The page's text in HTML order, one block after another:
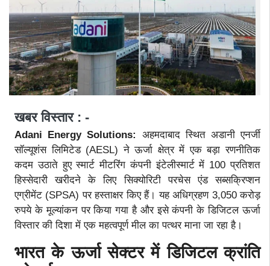
खबर विस्तार : -
Adani Energy Solutions:
अहमदाबाद स्थित अडानी एनर्जी
सॉल्यूशंस लिमिटेड (AESL) ने ऊर्जा क्षेत्र में एक बड़ा रणनीतिक
कदम उठाते हुए स्मार्ट मीटरिंग कंपनी इंटेलीस्मार्ट में 100 प्रतिशत
हिस्सेदारी खरीदने के लिए सिक्योरिटी परचेस एंड सब्सक्रिप्शन
एग्रीमेंट (SPSA) पर हस्ताक्षर किए हैं। यह अधिग्रहण 3,050 करोड़
रुपये के मूल्यांकन पर किया गया है और इसे कंपनी के डिजिटल ऊर्जा
विस्तार की दिशा में एक महत्वपूर्ण मील का पत्थर माना जा रहा है।
भारत के ऊर्जा सेक्टर में डिजिटल क्रांति